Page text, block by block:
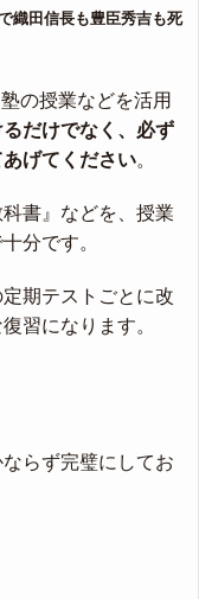
織田信長も豊臣秀吉も死
の授業などを活用
だけでなく、必ず
げてください。
書』などを、授業
分です。
期テストごとに改
習になります。
らず完璧にしてお